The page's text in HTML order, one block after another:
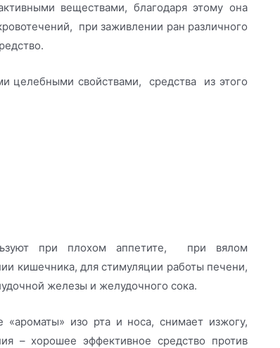
веществами, благодаря этому она
при заживлении ран различного
целебными свойствами, средства из этого
при плохом аппетите, при вялом
кишечника, для стимуляции работы печени,
железы и желудочного сока.
изо рта и носа, снимает изжогу,
– хорошее эффективное средство против